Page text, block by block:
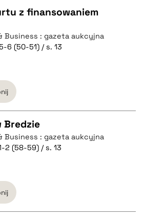
z finansowaniem
Business : gazeta aukcyjna
6 (50-51) / s. 13
Bredzie
Business : gazeta aukcyjna
2 (58-59) / s. 13